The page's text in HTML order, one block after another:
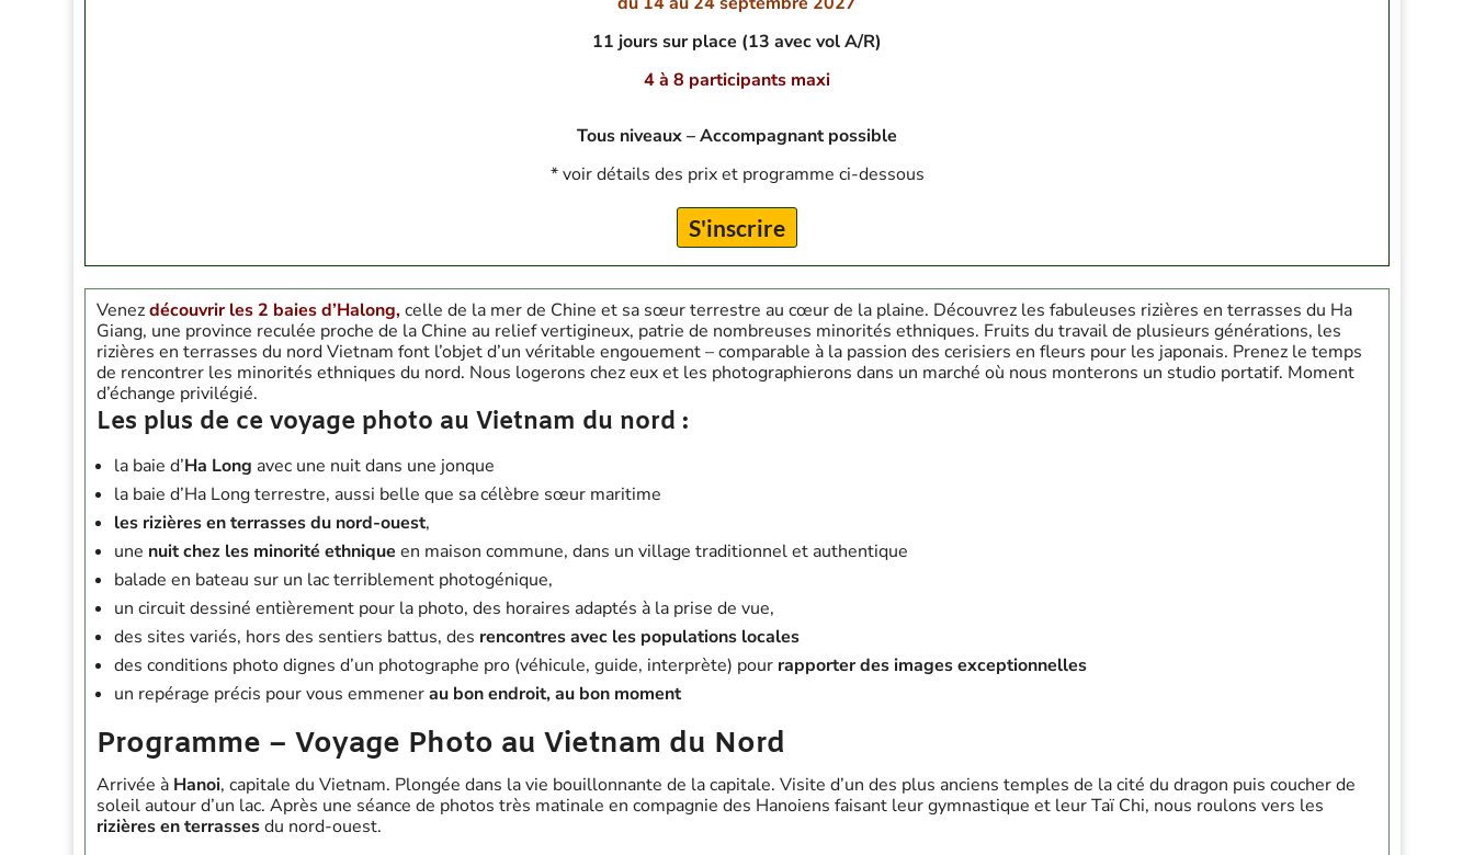
11 jours sur place (13 avec vol A/R)
4 à 8 participants maxi
Tous niveaux – Accompagnant possible
* voir détails des prix et programme ci-dessous
S'inscrire
Venezdécouvrir les 2 baies d’Halong,celle de la mer de Chine et sa sœur terrestre au cœur de la plaine. Découvrez les fabuleuses rizières en terrasses du Ha
Giang, une province reculée proche de la Chine au relief vertigineux, patrie de nombreuses minorités ethniques. Fruits du travail de plusieurs générations, les
rizières en terrasses du nord Vietnam font l’objet d’un véritable engouement – comparable à la passion des cerisiers en fleurs pour les japonais. Prenez le temps
de rencontrer les minorités ethniques du nord. Nous logerons chez eux et les photographierons dans un marché où nous monterons un studio portatif. Moment
d’échange privilégié.
Les plus de ce voyage photo au Vietnam du nord :
la baie d’Ha Long avec une nuit dans une jonque
la baie d’Ha Long terrestre, aussi belle que sa célèbre sœur maritime
les rizières en terrasses du nord-ouest,
une nuit chez les minorité ethniqueen maison commune, dans un village traditionnel et authentique
balade en bateau sur un lac terriblement photogénique,
un circuit dessiné entièrement pour la photo, des horaires adaptés à la prise de vue,
des sites variés, hors des sentiers battus, des rencontres avec les populations locales
des conditions photo dignes d’un photographe pro (véhicule, guide, interprète) pour rapporter des images exceptionnelles
un repérage précis pour vous emmenerau bon endroit, au bon moment
Programme – Voyage Photo au Vietnam du Nord
Arrivée à Hanoi, capitale du Vietnam. Plongée dans la vie bouillonnante de la capitale. Visite d’un des plus anciens temples de la cité du dragon puis coucher de
soleil autour d’un lac. Après une séance de photos très matinale en compagnie des Hanoiens faisant leur gymnastique et leur Taï Chi, nous roulons vers les
rizières en terrassesdu nord-ouest.